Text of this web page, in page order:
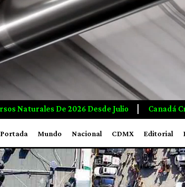
Canadá Crea Empleos E Inversiones A
Portada Mundo Nacional CDMX Editorial